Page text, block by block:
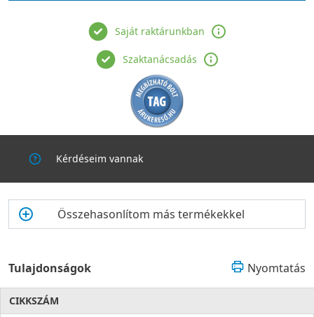
Saját raktárunkban
Szaktanácsadás
Kérdéseim vannak
Összehasonlítom más termékekkel
Tulajdonságok Nyomtatás
CIKKSZÁM